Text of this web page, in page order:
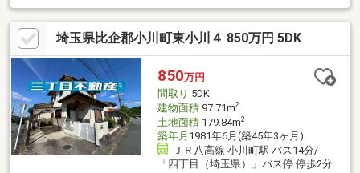
す。・スタッフ一同、誠心誠意ご対応させていただきます！◆経
験知識が豊富なスタッフが在籍！迅速な対応を心掛けておりま
す。・お問合せを受けてから即日ご対応をさせていただきま
す。・その他物件情報も多数ございます！お気軽にお問い合わせ
ください。
埼玉県比企郡小川町東小川４ 850万円 5DK
850万円
間取り 5DK
建物面積97.71m2
土地面積179.84m2
築年月 1981年6月(築45年3ヶ月)
ＪＲ八高線 小川町駅 バス14分/
「四丁目（埼玉県）」バス停 停歩2分